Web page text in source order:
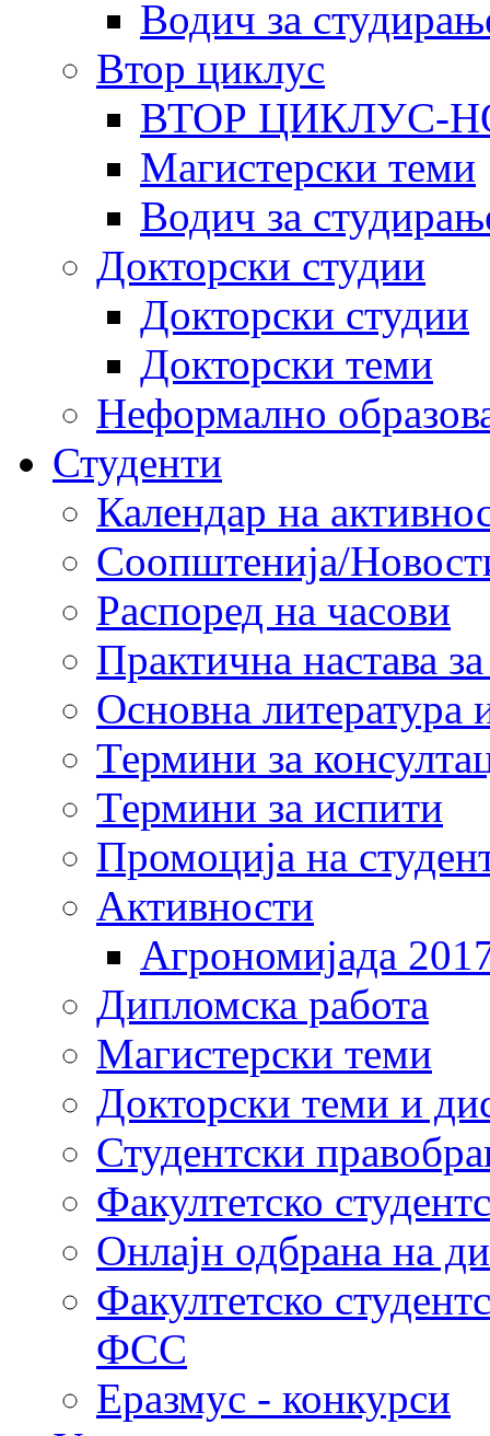
Водич за
Втор циклус
ВТОР ЦИКЛУС-
Магистерски теми
Водич за
Докторски студии
Докторски студии
Докторски теми
Неформално
Студенти
Календар на
Соопштенија/
Распоред на часови
Практична настава
Основна литература
Термини за
Термини за испити
Промоција на
Активности
Агрономијада
Дипломска работа
Магистерски теми
Докторски теми и
Студентски
Факултетско
Онлајн одбрана на
Факултетско
ФСС
Еразмус - конкурси